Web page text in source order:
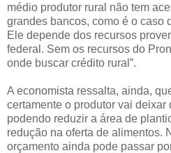
médio produtor rural não tem
grandes bancos, como é o caso
Ele depende dos recursos
federal. Sem os recursos do
onde buscar crédito rural”.
A economista ressalta, ainda,
certamente o produtor vai deixar
podendo reduzir a área de
redução na oferta de alimentos.
orçamento ainda pode passar